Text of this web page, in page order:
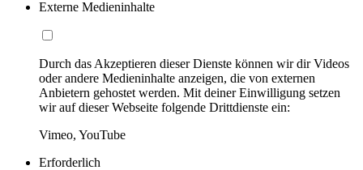
Externe Medieninhalte
Durch das Akzeptieren dieser Dienste können wir dir Videos
oder andere Medieninhalte anzeigen, die von externen
Anbietern gehostet werden. Mit deiner Einwilligung setzen
wir auf dieser Webseite folgende Drittdienste ein:
Vimeo, YouTube
Erforderlich